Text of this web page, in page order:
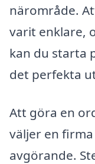
närområde.
varit enklare,
kan du starta
det perfekta
Att göra en
väljer en
avgörande.